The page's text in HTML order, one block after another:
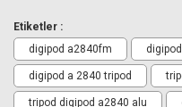
Etiketler :
digipod a2840fm
digipod a 2840 tripod
tripod digipod a2840 alu